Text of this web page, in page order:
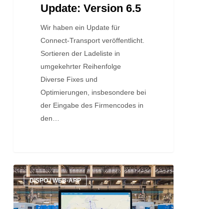
Update: Version 6.5
Wir haben ein Update für
Connect-Transport veröffentlicht.
Sortieren der Ladeliste in
umgekehrter Reihenfolge
Diverse Fixes und
Optimierungen, insbesondere bei
der Eingabe des Firmencodes in
den…
Update:
Version
6.4
DISPO / WEB-APP